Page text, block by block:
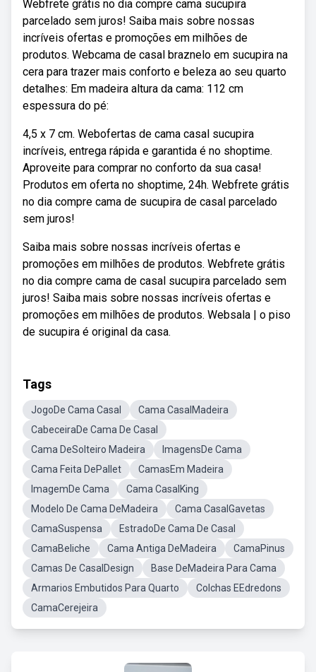
Webfrete grátis no dia compre cama sucupira
parcelado sem juros! Saiba mais sobre nossas
incríveis ofertas e promoções em milhões de
produtos. Webcama de casal braznelo em sucupira na
cera para trazer mais conforto e beleza ao seu quarto
detalhes: Em madeira altura da cama: 112 cm
espessura do pé:
4,5 x 7 cm. Webofertas de cama casal sucupira
incríveis, entrega rápida e garantida é no shoptime.
Aproveite para comprar no conforto da sua casa!
Produtos em oferta no shoptime, 24h. Webfrete grátis
no dia compre cama de sucupira de casal parcelado
sem juros!
Saiba mais sobre nossas incríveis ofertas e
promoções em milhões de produtos. Webfrete grátis
no dia compre cama de casal sucupira parcelado sem
juros! Saiba mais sobre nossas incríveis ofertas e
promoções em milhões de produtos. Websala | o piso
de sucupira é original da casa.
Tags
JogoDe Cama Casal
Cama CasalMadeira
CabeceiraDe Cama De Casal
Cama DeSolteiro Madeira
ImagensDe Cama
Cama Feita DePallet
CamasEm Madeira
ImagemDe Cama
Cama CasalKing
Modelo De Cama DeMadeira
Cama CasalGavetas
CamaSuspensa
EstradoDe Cama De Casal
CamaBeliche
Cama Antiga DeMadeira
CamaPinus
Camas De CasalDesign
Base DeMadeira Para Cama
Armarios Embutidos Para Quarto
Colchas EEdredons
CamaCerejeira